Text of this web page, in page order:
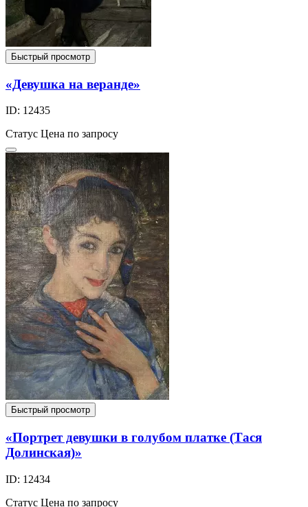
Быстрый просмотр
«Девушка на веранде»
ID: 12435
Статус Цена по запросу
Быстрый просмотр
«Портрет девушки в голубом платке (Тася
Долинская)»
ID: 12434
Статус Цена по запросу